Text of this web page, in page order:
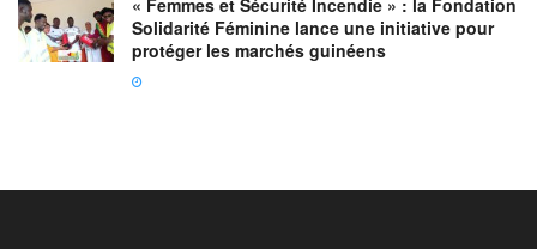
Solidarité Féminine lance une initiative pour
protéger les marchés guinéens